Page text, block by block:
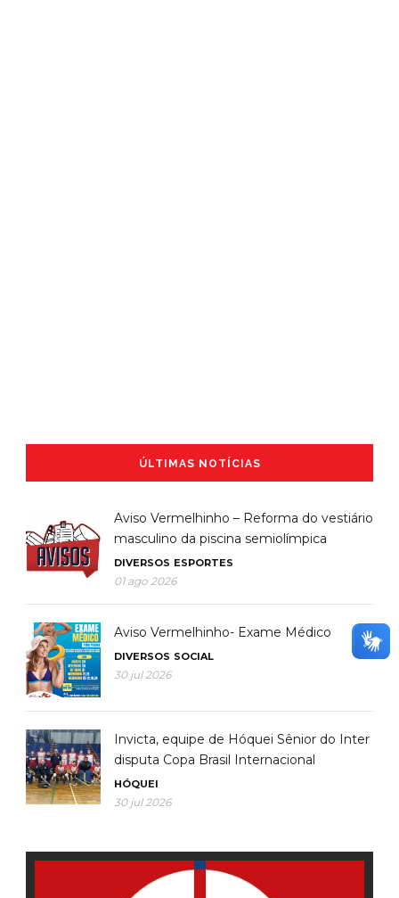
ÚLTIMAS NOTÍCIAS
Aviso Vermelhinho – Reforma do vestiário
masculino da piscina semiolímpica
DIVERSOS ESPORTES
01 ago 2026
Aviso Vermelhinho- Exame Médico
DIVERSOS SOCIAL
30 jul 2026
Invicta, equipe de Hóquei Sênior do Inter
disputa Copa Brasil Internacional
HÓQUEI
30 jul 2026